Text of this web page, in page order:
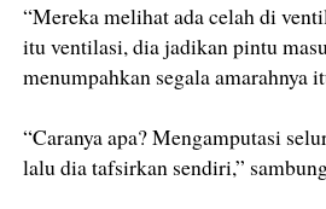
“Mereka melihat ada celah di
itu ventilasi, dia jadikan pintu
menumpahkan segala amarahnya
“Caranya apa? Mengamputasi
lalu dia tafsirkan sendiri,”